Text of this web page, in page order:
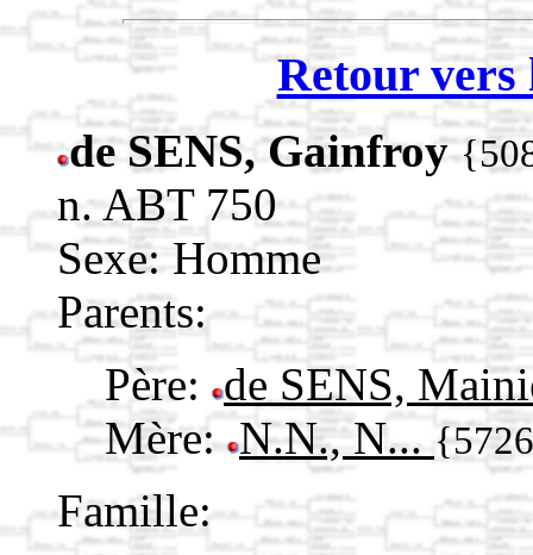
Retour vers
de SENS, Gainfroy
n. ABT 750
Sexe: Homme
Parents:
Père: de SENS,
Mère: N.N., N...
Famille: